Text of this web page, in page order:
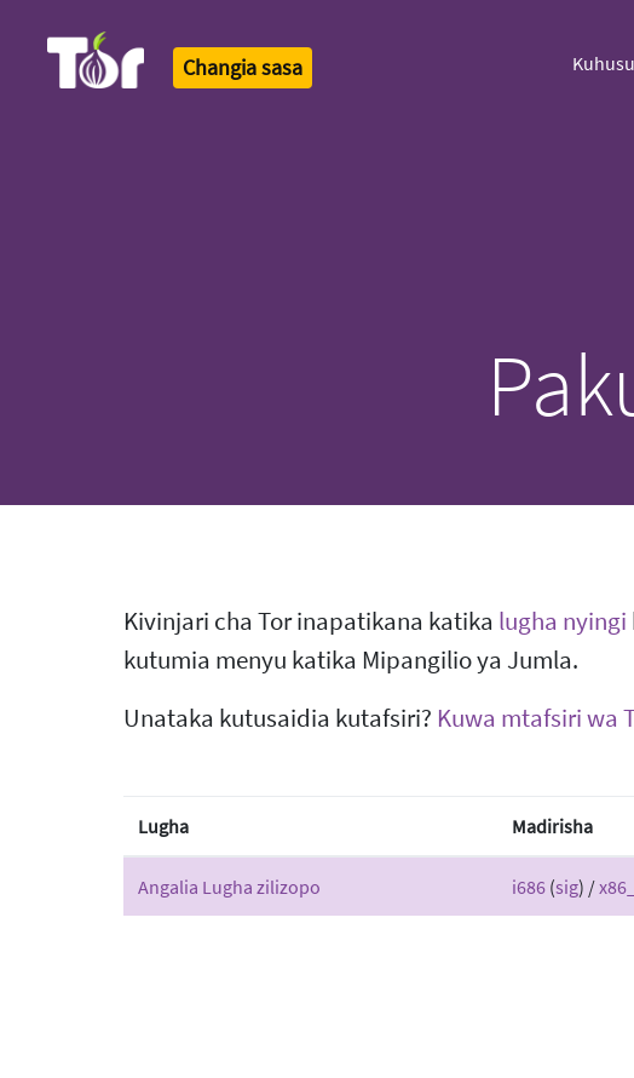
Changia sasa Kuhusu
Kivinjari cha Tor inapatikana katika lugha nyingi
kutumia menyu katika Mipangilio ya Jumla.
Unataka kutusaidia kutafsiri? Kuwa mtafsiri wa
Lugha Madirisha
Angalia Lugha zilizopo i686 (sig) /